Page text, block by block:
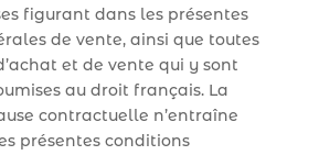
figurant dans les présentes
de vente, ainsi que toutes
et de vente qui y sont
au droit français. La
contractuelle n’entraîne
présentes conditions